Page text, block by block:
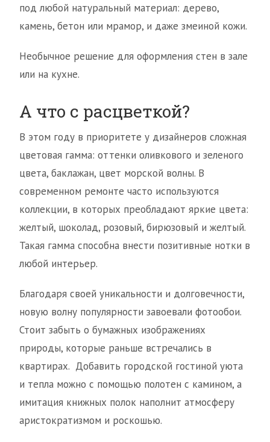
под любой натуральный материал: дерево,
камень, бетон или мрамор, и даже змеиной кожи.
Необычное решение для оформления стен в зале
или на кухне.
А что с расцветкой?
В этом году в приоритете у дизайнеров сложная
цветовая гамма: оттенки оливкового и зеленого
цвета, баклажан, цвет морской волны. В
современном ремонте часто используются
коллекции, в которых преобладают яркие цвета:
желтый, шоколад, розовый, бирюзовый и желтый.
Такая гамма способна внести позитивные нотки в
любой интерьер.
Благодаря своей уникальности и долговечности,
новую волну популярности завоевали фотообои.
Стоит забыть о бумажных изображениях
природы, которые раньше встречались в
квартирах. Добавить городской гостиной уюта
и тепла можно с помощью полотен с камином, а
имитация книжных полок наполнит атмосферу
аристократизмом и роскошью.